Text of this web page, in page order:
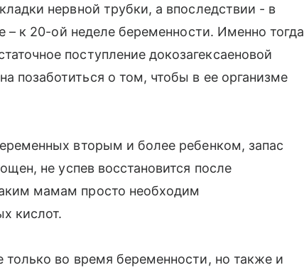
нервной трубки, а впоследствии - в
– к 20-ой неделе беременности. Именно тогда
поступление докозагексаеновой
позаботиться о том, чтобы в ее организме
вторым и более ребенком, запас
не успев восстановится после
мамам просто необходим
кислот.
во время беременности, но также и